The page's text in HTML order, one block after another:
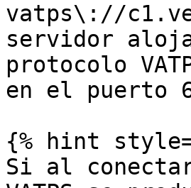
vatps\://
servidor
protocolo
en el puerto
{% hint
Si al